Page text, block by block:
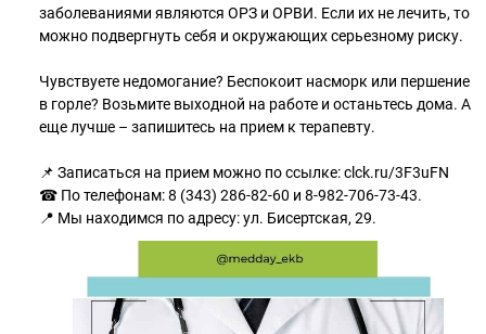
заболеваниями являются ОРЗ и ОРВИ. Если их не лечить, то
можно подвергнуть себя и окружающих серьезному риску.
Чувствуете недомогание? Беспокоит насморк или першение
в горле? Возьмите выходной на работе и останьтесь дома. А
еще лучше – запишитесь на прием к терапевту.
📌 Записаться на прием можно по ссылке: clck.ru/3F3uFN
☎ По телефонам: 8 (343) 286-82-60 и 8-982-706-73-43.
📍 Мы находимся по адресу: ул. Бисертская, 29.